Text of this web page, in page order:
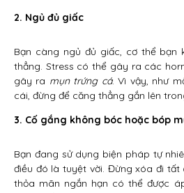
2. Ngủ đủ giấc
Bạn càng ngủ đủ giấc, cơ thể bạn
thẳng. Stress có thể gây ra các
gây ra mụn trứng cá. Vì vậy, như
cái, đừng để căng thẳng gắn lên
3. Cố gắng không bóc hoặc bóp
Bạn đang sử dụng biện pháp tự
điều đó là tuyệt vời. Đừng xóa đi tất
thỏa mãn ngắn hạn có thể được